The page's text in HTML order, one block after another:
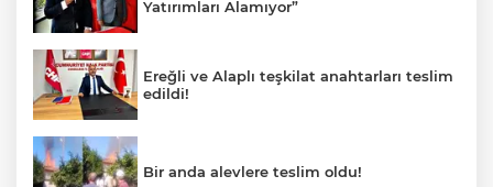
Yatırımları Alamıyor”
Ereğli ve Alaplı teşkilat anahtarları teslim
edildi!
Bir anda alevlere teslim oldu!